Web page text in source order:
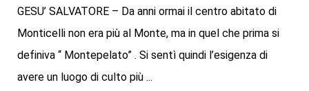
GESU’ SALVATORE – Da anni ormai il centro abitato di
Monticelli non era più al Monte, ma in quel che prima si
definiva “ Montepelato” . Si sentì quindi l’esigenza di
avere un luogo di culto più ...